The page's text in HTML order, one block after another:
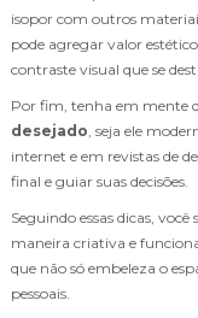
isopor com outros
pode agregar valor
contraste visual que se
Por fim, tenha em mente
desejado , seja ele
internet e em revistas de
final e guiar suas decisões.
Seguindo essas dicas,
maneira criativa e
que não só embeleza o
pessoais.